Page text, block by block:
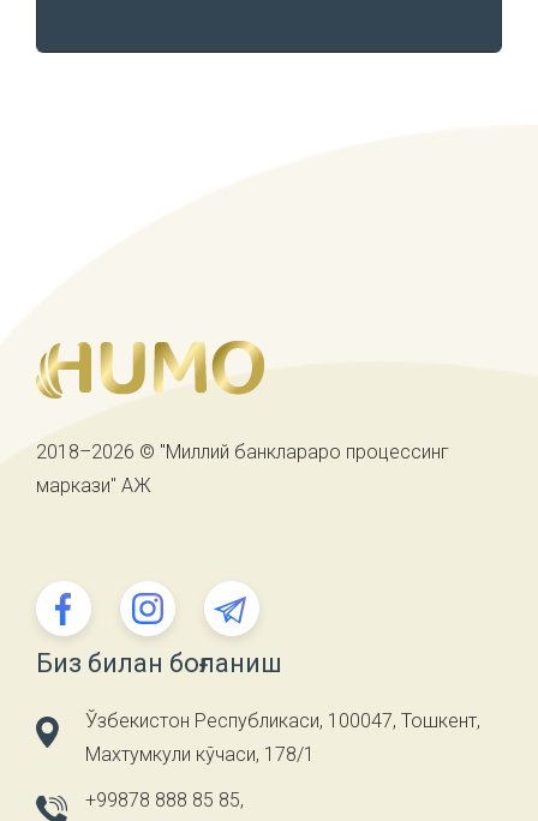
2018–2026 © "Миллий банклараро процессинг
маркази" АЖ
Биз билан боғланиш
Ўзбекистон Республикаси, 100047, Тошкент,
Махтумкули кўчаси, 178/1
+99878 888 85 85,